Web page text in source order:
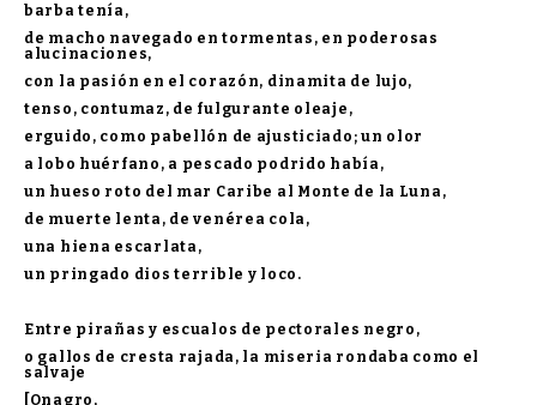
barba tenía,
de macho navegado en tormentas, en poderosas
alucinaciones,
con la pasión en el corazón, dinamita de lujo,
tenso, contumaz, de fulgurante oleaje,
erguido, como pabellón de ajusticiado; un olor
a lobo huérfano, a pescado podrido había,
un hueso roto del mar Caribe al Monte de la Luna,
de muerte lenta, de venérea cola,
una hiena escarlata,
un pringado dios terrible y loco.
Entre pirañas y escualos de pectorales negro,
o gallos de cresta rajada, la miseria rondaba como el
salvaje
[Onagro,